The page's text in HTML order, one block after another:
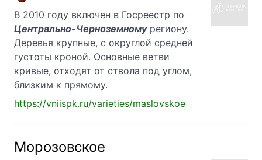
В 2010 году включен в Госреестр по
Центрально-Черноземномурегиону.
Деревья крупные, с округлой средней
густоты кроной. Основные ветви
кривые, отходят от ствола под углом,
близким к прямому.
https://vniispk.ru/varieties/maslovskoe
Морозовское